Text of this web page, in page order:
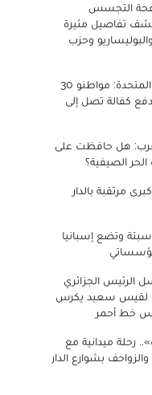
التجسس
تفاصيل مثيرة
وحزب
تأشيرة الدخول للولايات المتحدة: مواطنو 30
كفالة تصل إلى
هل حافظت على
الصيفية؟
مرتقبة بالدار
وتضع إسبانيا
الرئيس الجزائري
لقيس سعيد يكرس
خط أحمر
رحلة ميدانية مع
بشوارع الدار